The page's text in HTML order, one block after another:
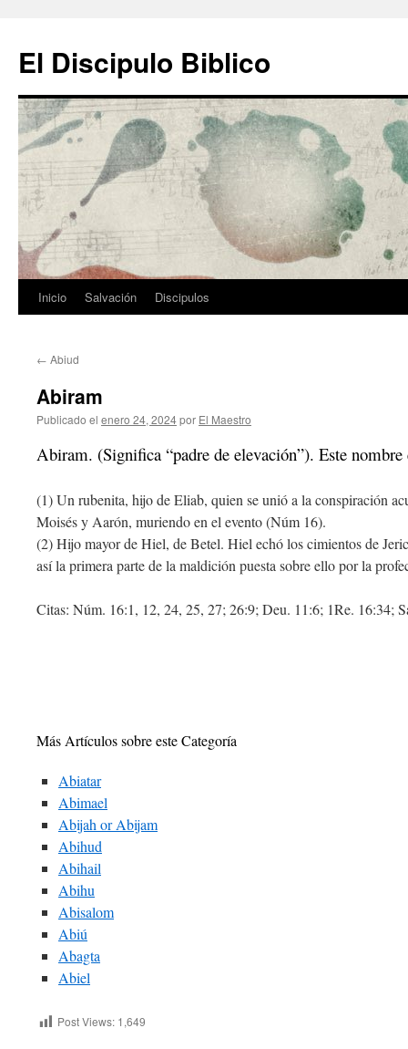
contenido
El Discipulo Biblico
Inicio Salvación Discipulos
← Abiud
Abiram
Publicado el enero 24, 2024por El Maestro
Abiram. (Significa “padre de elevación”). Este
(1) Un rubenita, hijo de Eliab, quien se unió a la conspiración
Moisés y Aarón, muriendo en el evento (Núm 16).
(2) Hijo mayor de Hiel, de Betel. Hiel echó los cimientos de
así la primera parte de la maldición puesta sobre ello por la
Citas: Núm. 16:1, 12, 24, 25, 27; 26:9; Deu. 11:6; 1Re. 16:34;
Más Artículos sobre este Categoría
Abiatar
Abimael
Abijah or Abijam
Abihud
Abihail
Abihu
Abisalom
Abiú
Abagta
Abiel
Post Views: 1,649